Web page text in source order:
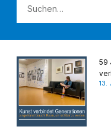
59
13.